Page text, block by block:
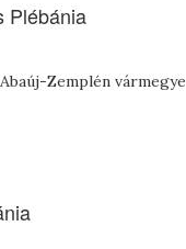
Plébánia
Zemplén vármegye